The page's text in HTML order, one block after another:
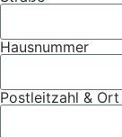
Hausnummer
Postleitzahl & Ort